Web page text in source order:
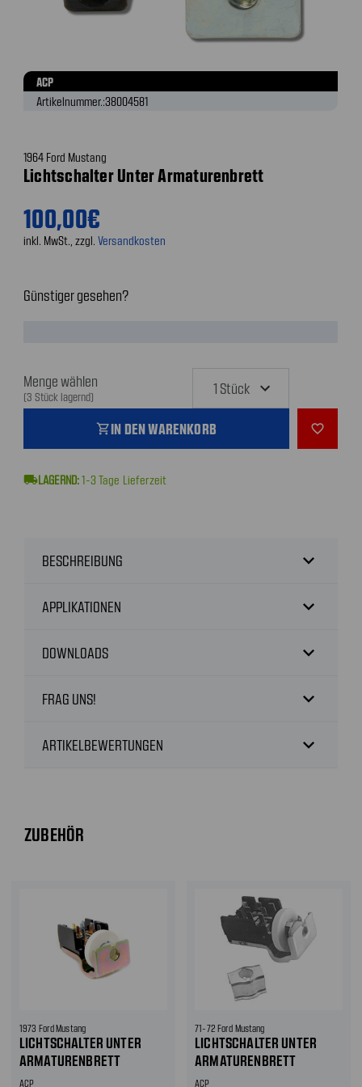
ACP
Artikelnummer.:38004581
1964 Ford Mustang
Lichtschalter Unter Armaturenbrett
100,00€
inkl. MwSt., zzgl. Versandkosten
Günstiger gesehen?
Menge wählen
(3 Stück lagernd)
shopping_cartIN DEN WARENKORB favorite_outline
local_shipping 1-3 Tage Lieferzeit
BESCHREIBUNG expand_more
APPLIKATIONEN expand_more
DOWNLOADS expand_more
FRAG UNS! expand_more
ARTIKELBEWERTUNGEN expand_more
ZUBEHÖR
1973 Ford Mustang
LICHTSCHALTER UNTER
ARMATURENBRETT
ACP
71-72 Ford Mustang
LICHTSCHALTER UNTER
ARMATURENBRETT
ACP